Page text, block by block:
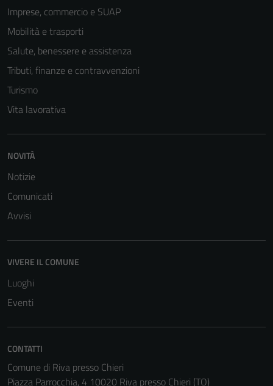
Imprese, commercio e SUAP
Mobilità e trasporti
Salute, benessere e assistenza
Tributi, finanze e contravvenzioni
Turismo
Vita lavorativa
NOVITÀ
Notizie
Comunicati
Avvisi
VIVERE IL COMUNE
Luoghi
Eventi
CONTATTI
Comune di Riva presso Chieri
Piazza Parrocchia, 4 10020 Riva presso Chieri (TO)
per il